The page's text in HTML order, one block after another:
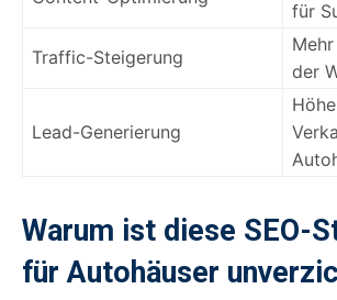
für
Traffic-Steigerung
der
Lead-Generierung
Warum ist diese SEO-
für Autohäuser